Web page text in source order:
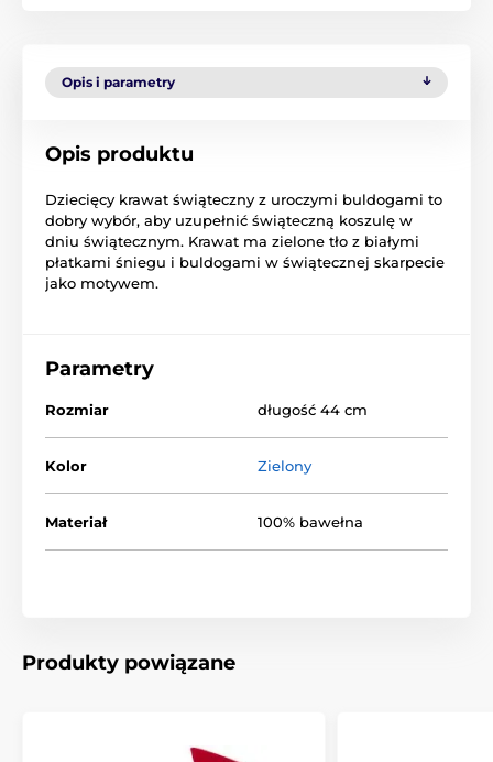
Opis i parametry
Opis produktu
Dziecięcy krawat świąteczny z uroczymi buldogami to
dobry wybór, aby uzupełnić świąteczną koszulę w
dniu świątecznym. Krawat ma zielone tło z białymi
płatkami śniegu i buldogami w świątecznej skarpecie
jako motywem.
Parametry
Rozmiar długość 44 cm
Kolor Zielony
Materiał 100% bawełna
Produkty powiązane